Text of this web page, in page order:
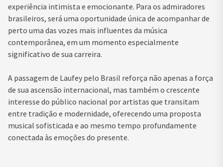
experiência intimista e emocionante. Para os admiradores
brasileiros, será uma oportunidade única de acompanhar de
perto uma das vozes mais influentes da música
contemporânea, em um momento especialmente
significativo de sua carreira.
A passagem de Laufey pelo Brasil reforça não apenas a força
de sua ascensão internacional, mas também o crescente
interesse do público nacional por artistas que transitam
entre tradição e modernidade, oferecendo uma proposta
musical sofisticada e ao mesmo tempo profundamente
conectada às emoções do presente.